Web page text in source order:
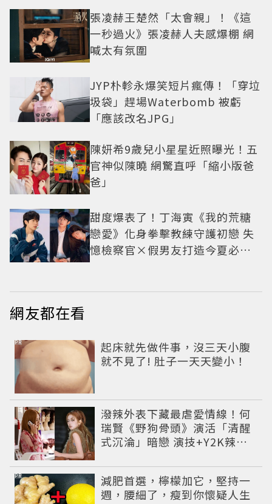
張凌赫王楚然「太會親」！《這
一秒過火》張凌赫人夫感爆棚 網
喊太有氛圍
JYP朴軫永爆笑短片瘋傳！「穿垃
圾袋」趕場Waterbomb 被虧
「應該改名JPG」
陳妍希9歲兒小星星近照曝光！五
官神似陳曉 網驚直呼「縮小版爸
爸」
甜度爆表了！丁海寅《我的荒糖
戀愛》化身拳擊教練守護初戀 失
憶檢察官×假男友打造今夏必看
網友都在看
起床就先做件事，沒三天小腹
就不見了! 肚子一天天變小！
PR
潑辣外表下藏最虐愛情線！何
瑞賢《野狗骨頭》演活「清醒
式沉淪」暗戀 演技+Y2K辣妹
減肥首選，檸檬加它，堅持一
週，腰細了，瘦到你懷疑人生
PR